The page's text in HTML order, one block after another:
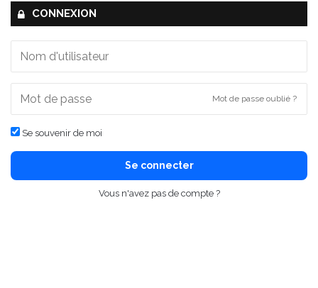
CONNEXION
Mot de passe oublié ?
Se souvenir de moi
Se connecter
Vous n'avez pas de compte ?